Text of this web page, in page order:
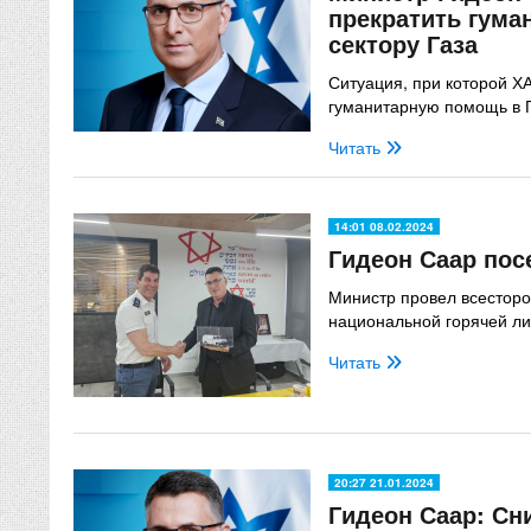
прекратить
сектору Газа
Ситуация, при которой
гуманитарную помощь в
Читать
14:01 08.02.2024
Гидеон Саар
Министр провел
национальной горячей
Читать
20:27 21.01.2024
Гидеон Саар: